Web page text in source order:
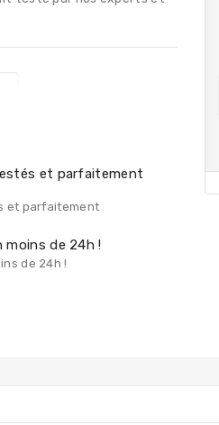
et parfaitement
de 24h !